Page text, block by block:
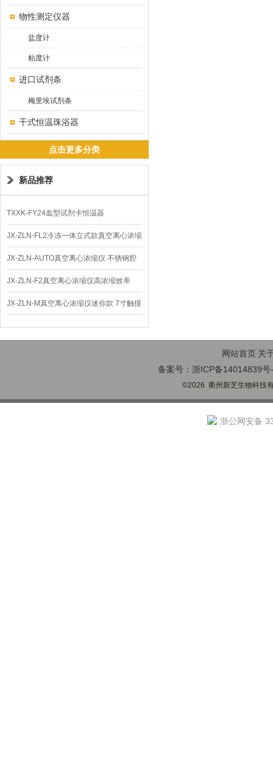
物性测定仪器
盐度计
粘度计
进口试剂条
梅里埃试剂条
干式恒温珠浴器
点击更多分类
新品推荐
TXXK-FY24血型试剂卡恒温器
JX-ZLN-FL2冷冻一体立式款真空离心浓缩
仪 低温功能
JX-ZLN-AUTO真空离心浓缩仪 不锈钢腔
体
JX-ZLN-F2真空离心浓缩仪高浓缩效率
JX-ZLN-M真空离心浓缩仪迷你款 7寸触摸
屏
网站首页 关
备案号：浙ICP备14014839号
©2026 衢州新芝生物科技
浙公网安备